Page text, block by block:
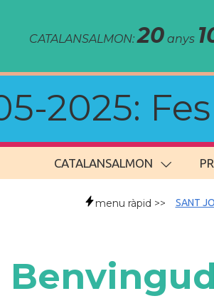
CATALANSALMON:20 anys
2025:
CATALANSALMON
menu ràpid >> SANT